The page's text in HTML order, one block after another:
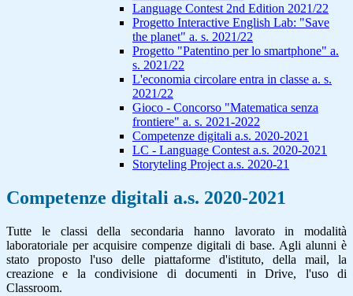
Language Contest 2nd Edition 2021/22
Progetto Interactive English Lab: "Save
the planet" a. s. 2021/22
Progetto "Patentino per lo smartphone" a.
s. 2021/22
L'economia circolare entra in classe a. s.
2021/22
Gioco - Concorso "Matematica senza
frontiere" a. s. 2021-2022
Competenze digitali a.s. 2020-2021
LC - Language Contest a.s. 2020-2021
Storyteling Project a.s. 2020-21
Competenze digitali a.s. 2020-2021
Tutte le classi della secondaria hanno lavorato in modalità
laboratoriale per acquisire compenze digitali di base. Agli alunni è
stato proposto l'uso delle piattaforme d'istituto, della mail, la
creazione e la condivisione di documenti in Drive, l'uso di
Classroom.